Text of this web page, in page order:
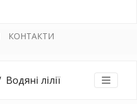
КОНТАКТИ
Водяні лілії